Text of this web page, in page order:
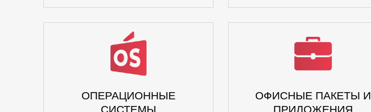
ОПЕРАЦИОННЫЕ
СИСТЕМЫ
ОФИСНЫЕ ПАКЕТЫ И
ПРИЛОЖЕНИЯ